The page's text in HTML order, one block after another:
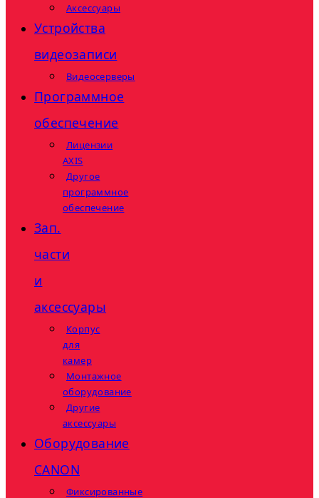
Аксессуары
Устройства
видеозаписи
Видеосерверы
Программное
обеспечение
Лицензии
AXIS
Другое
программное
обеспечение
Зап.
части
и
аксессуары
Корпус
для
камер
Монтажное
оборудование
Другие
аксессуары
Оборудование
CANON
Фиксированные